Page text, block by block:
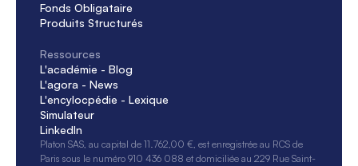
Fonds Obligataire
Produits Structurés
Ressources
L'académie - Blog
L'agora - News
L'encylocpédie - Lexique
Simulateur
LinkedIn
Platon SAS, au capital de 11.762,00 €, est enregistrée au RCS de
Paris sous le numéro 910 436 088 et domiciliée au 229 Rue Saint-